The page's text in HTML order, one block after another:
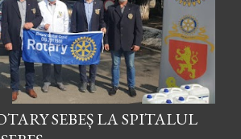
SEBEȘ LA SPITALUL